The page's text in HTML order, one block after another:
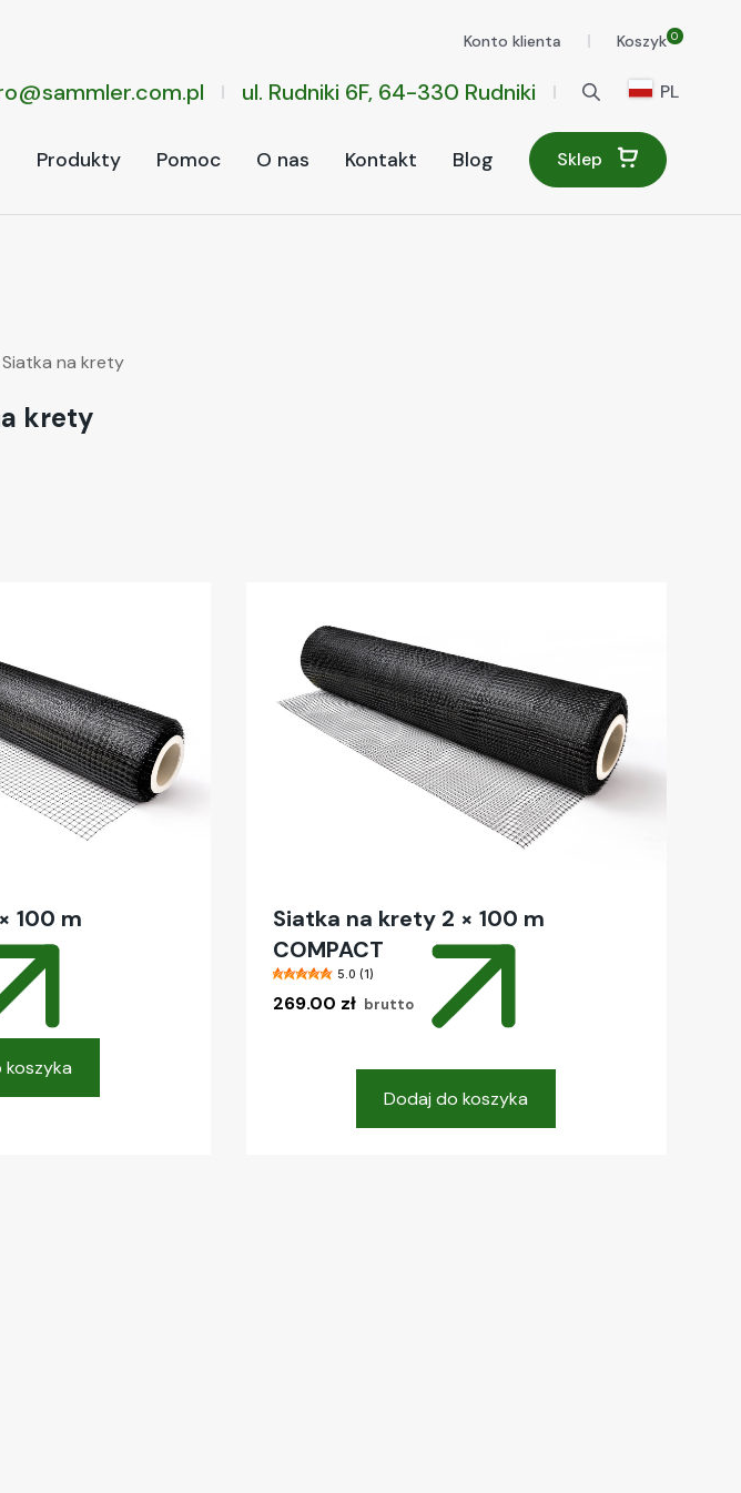
Konto klienta Koszyk 0
ul. Rudniki 6F, 64-330 Rudniki PL
Produkty Pomoc O nas Kontakt Blog Sklep
na krety
krety
100 m
koszyka
Siatka na krety 2 × 100 m
COMPACT
5.0 (1)
269.00 zł brutto
Dodaj do koszyka